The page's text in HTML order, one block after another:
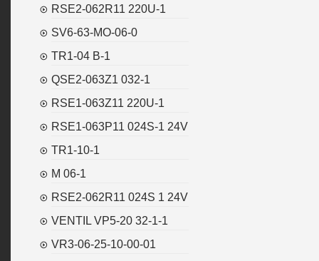
RSE2-062R11 220U-1
SV6-63-MO-06-0
TR1-04 B-1
QSE2-063Z1 032-1
RSE1-063Z11 220U-1
RSE1-063P11 024S-1 24V
TR1-10-1
M 06-1
RSE2-062R11 024S 1 24V
VENTIL VP5-20 32-1-1
VR3-06-25-10-00-01